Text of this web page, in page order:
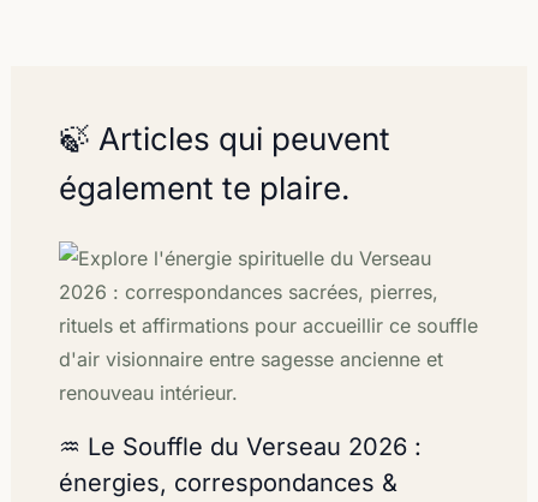
🍃 Articles qui peuvent
également te plaire.
♒ Le Souffle du Verseau 2026 :
énergies, correspondances &